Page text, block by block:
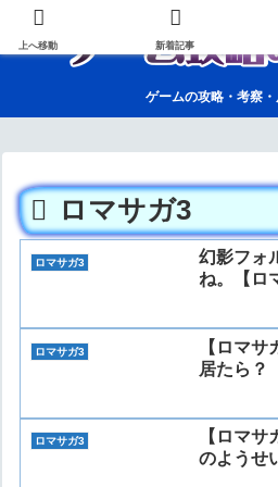
ゲームの攻略・考察
ロマサガ3
ロマサガ3
幻影フォ
ね。【ロ
ロマサガ3
【ロマ
居たら？
ロマサガ3
【ロマ
のようせ
上へ移動 新着記事